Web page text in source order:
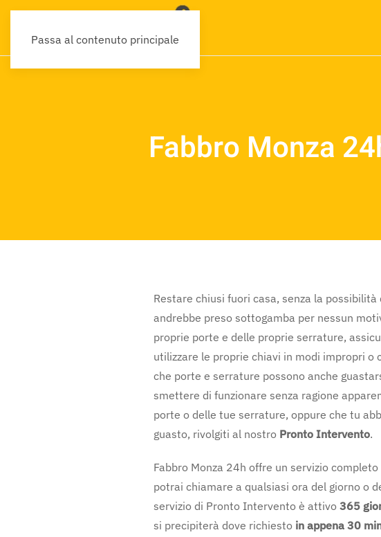
Passa al contenuto principale
Fabbro Monza
Restare chiusi fuori casa, senza la
andrebbe preso sottogamba per nessun
proprie porte e delle proprie serrature,
utilizzare le proprie chiavi in modi impropri o
che porte e serrature possono anche
smettere di funzionare senza ragione
porte o delle tue serrature, oppure che tu
guasto, rivolgiti al nostro Pronto Intervento.
Fabbro Monza 24h offre un servizio
potrai chiamare a qualsiasi ora del giorno o
servizio di Pronto Intervento è attivo 365
si precipiterà dove richiesto in appena 30